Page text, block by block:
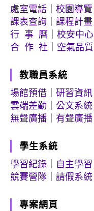
處室電話
校園導覽
課表查詢
課程計畫
行 事 曆
校安中心
合 作 社
空氣品質
教職員系統
場館預借
研習資訊
雲端差勤
公文系統
無聲廣播
有聲廣播
學生系統
學習紀錄
自主學習
競賽營隊
請假系統
專案網頁